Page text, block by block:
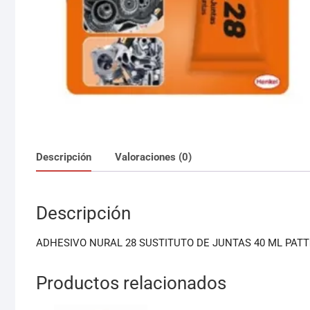
Descripción Valoraciones (0)
Descripción
ADHESIVO NURAL 28 SUSTITUTO DE JUNTAS 40 ML
Productos relacionados